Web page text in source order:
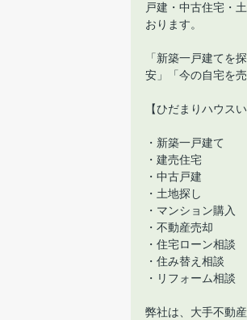
戸建・中古住宅・
おります。
「新築一戸建てを
安」「今の自宅を
【ひだまりハウス
・新築一戸建て
・建売住宅
・中古戸建
・土地探し
・マンション購入
・不動産売却
・住宅ローン相談
・住み替え相談
・リフォーム相談
弊社は、大手不動